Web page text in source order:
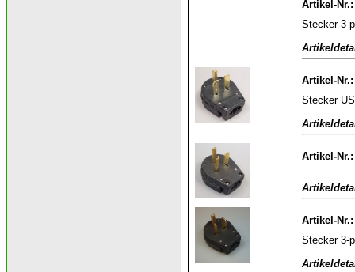
Artikel-Nr.:
Stecker 3-
Artikel-Nr.:
Stecker
Artikel-Nr.:
Artikel-Nr.:
Stecker 3-